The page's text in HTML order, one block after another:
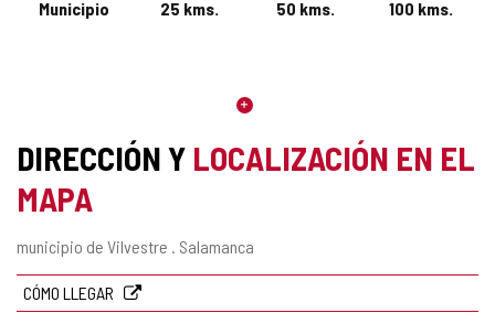
Municipio 25 kms. 50 kms. 100 kms.
DIRECCIÓN Y LOCALIZACIÓN EN EL
MAPA
Dirección
municipio de Vilvestre . Salamanca
CÓMO LLEGAR